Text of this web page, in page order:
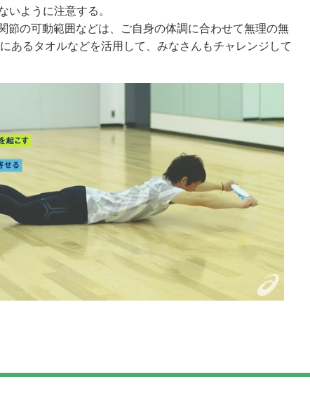
いように注意する。
節の可動範囲などは、ご自身の体調に合わせて無理の無
あるタオルなどを活用して、みなさんもチャレンジして